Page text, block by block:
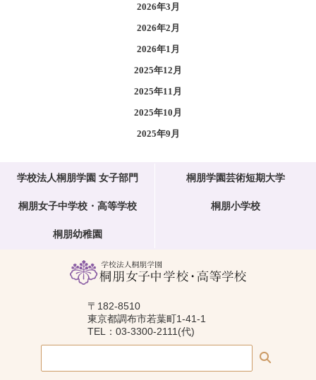
2026年3月
2026年2月
2026年1月
2025年12月
2025年11月
2025年10月
2025年9月
学校法人桐朋学園 女子部門 桐朋学園芸術短期大学
桐朋女子中学校・高等学校 桐朋小学校
桐朋幼稚園
〒182-8510
東京都調布市若葉町1-41-1
TEL：03-3300-2111(代)